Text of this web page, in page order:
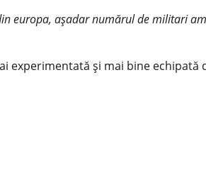
europa, așadar numărul de militari
experimentată și mai bine echipată